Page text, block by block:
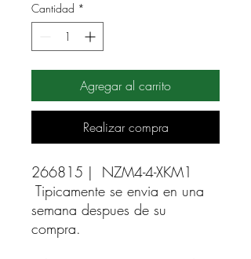
Cantidad *
Agregar al carrito
Realizar compra
266815 |  NZM4-4-XKM1
Tipicamente se envia en una
semana despues de su
compra.